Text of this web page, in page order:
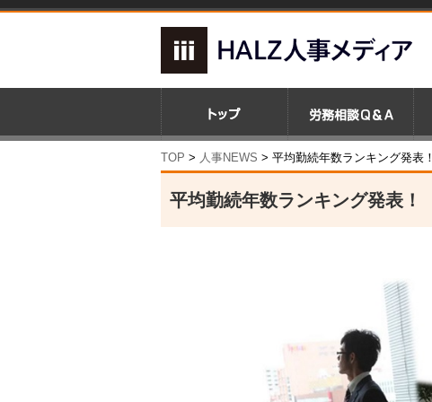
TOP > 人事NEWS > 平均勤続年数ランキング発表！
平均勤続年数ランキング発表！